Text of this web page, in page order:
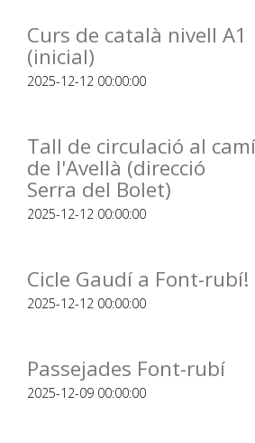
Curs de català nivell A1
(inicial)
2025-12-12 00:00:00
Tall de circulació al camí
de l'Avellà (direcció
Serra del Bolet)
2025-12-12 00:00:00
Cicle Gaudí a Font-rubí!
2025-12-12 00:00:00
Passejades Font-rubí
2025-12-09 00:00:00